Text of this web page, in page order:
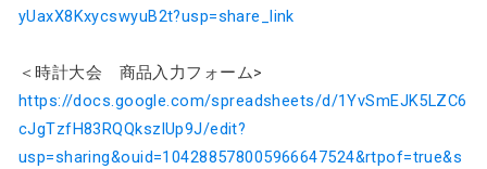
yUaxX8KxycswyuB2t?usp=share_link
＜時計大会 商品入力フォーム>
https://docs.google.com/spreadsheets/d/1YvSmEJK5LZC6
cJgTzfH83RQQkszlUp9J/edit?
usp=sharing&ouid=104288578005966647524&rtpof=true&s